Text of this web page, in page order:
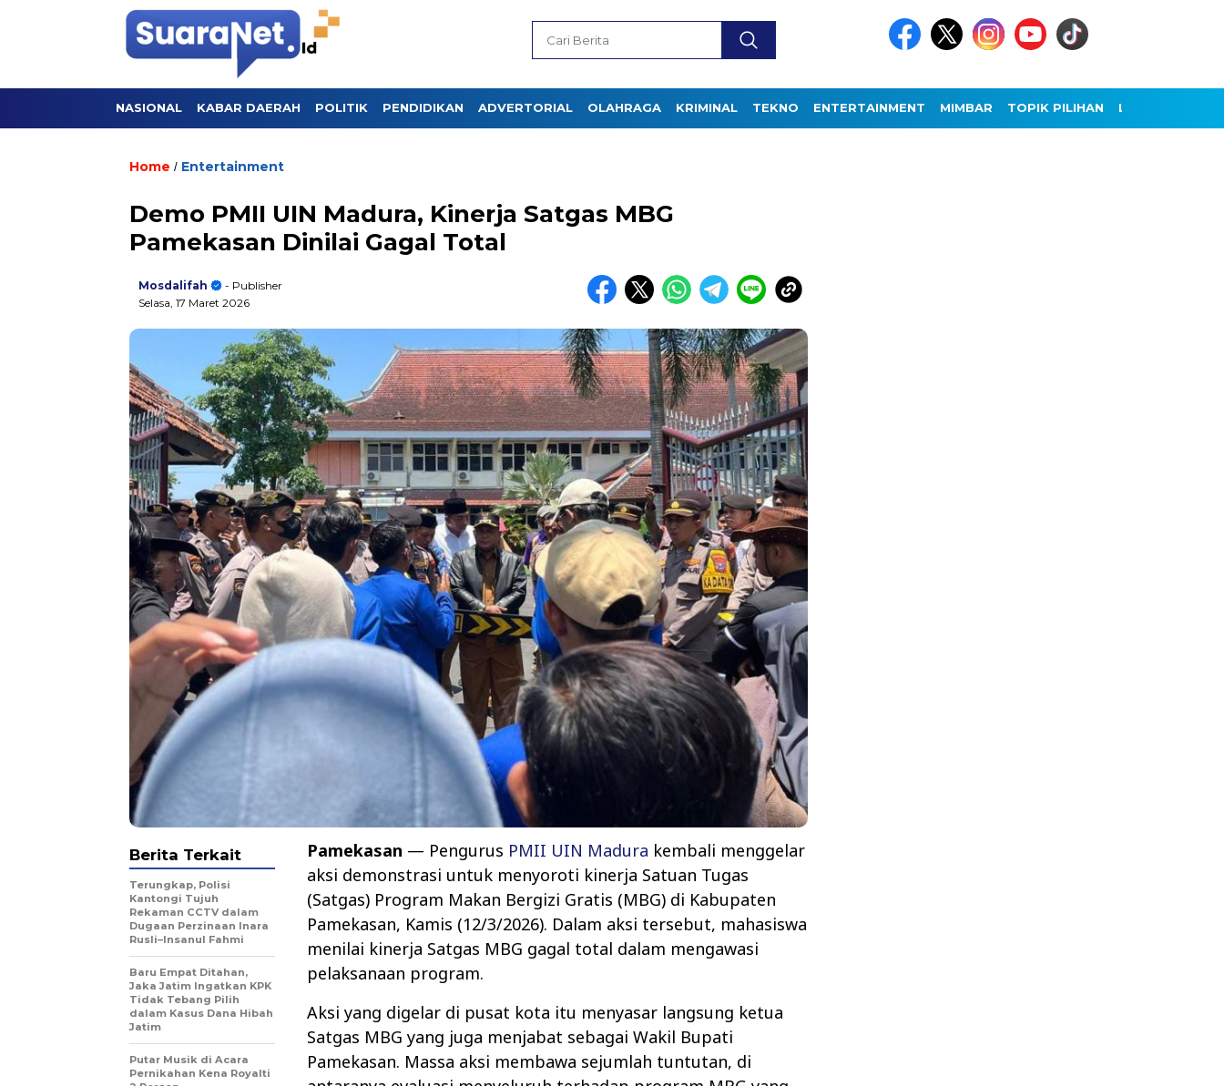
NASIONAL KABAR DAERAH POLITIK PENDIDIKAN ADVERTORIAL OLAHRAGA KRIMINAL TEKNO ENTERTAINMENT MIMBAR TOPIK PILIHAN LAINNYA
Home / Entertainment
Demo PMII UIN Madura, Kinerja Satgas MBG
Pamekasan Dinilai Gagal Total
Mosdalifah
- Publisher
Selasa, 17 Maret 2026
Pamekasan — Pengurus PMII UIN Madura kembali menggelar
aksi demonstrasi untuk menyoroti kinerja Satuan Tugas
(Satgas) Program Makan Bergizi Gratis (MBG) di Kabupaten
Pamekasan, Kamis (12/3/2026). Dalam aksi tersebut, mahasiswa
menilai kinerja Satgas MBG gagal total dalam mengawasi
pelaksanaan program.
Aksi yang digelar di pusat kota itu menyasar langsung ketua
Satgas MBG yang juga menjabat sebagai Wakil Bupati
Pamekasan. Massa aksi membawa sejumlah tuntutan, di
Berita Terkait
Terungkap, Polisi
Kantongi Tujuh
Rekaman CCTV dalam
Dugaan Perzinaan Inara
Rusli–Insanul Fahmi
Baru Empat Ditahan,
Jaka Jatim Ingatkan KPK
Tidak Tebang Pilih
dalam Kasus Dana Hibah
Jatim
Putar Musik di Acara
Pernikahan Kena Royalti